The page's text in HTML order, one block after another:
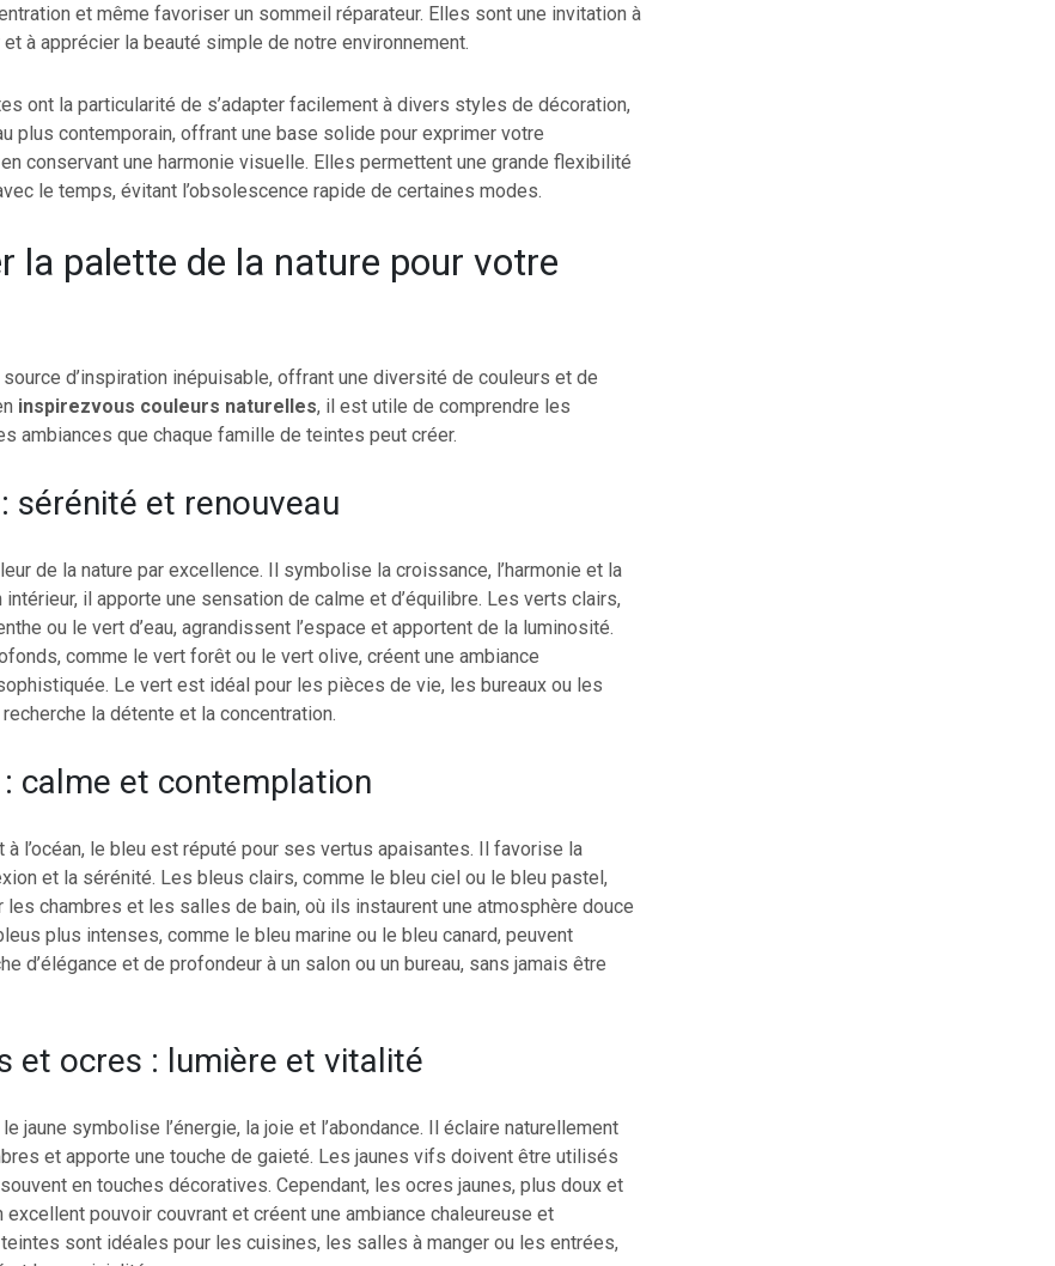
et même favoriser un sommeil réparateur. Elles sont une invitation à
à apprécier la beauté simple de notre environnement.
ont la particularité de s’adapter facilement à divers styles de décoration,
plus contemporain, offrant une base solide pour exprimer votre
conservant une harmonie visuelle. Elles permettent une grande flexibilité
le temps, évitant l’obsolescence rapide de certaines modes.
la palette de la nature pour votre
d’inspiration inépuisable, offrant une diversité de couleurs et de
inspirezvous couleurs naturelles, il est utile de comprendre les
ambiances que chaque famille de teintes peut créer.
sérénité et renouveau
de la nature par excellence. Il symbolise la croissance, l’harmonie et la
intérieur, il apporte une sensation de calme et d’équilibre. Les verts clairs,
ou le vert d’eau, agrandissent l’espace et apportent de la luminosité.
comme le vert forêt ou le vert olive, créent une ambiance
Le vert est idéal pour les pièces de vie, les bureaux ou les
recherche la détente et la concentration.
calme et contemplation
l’océan, le bleu est réputé pour ses vertus apaisantes. Il favorise la
et la sérénité. Les bleus clairs, comme le bleu ciel ou le bleu pastel,
les chambres et les salles de bain, où ils instaurent une atmosphère douce
plus intenses, comme le bleu marine ou le bleu canard, peuvent
d’élégance et de profondeur à un salon ou un bureau, sans jamais être
et ocres : lumière et vitalité
jaune symbolise l’énergie, la joie et l’abondance. Il éclaire naturellement
et apporte une touche de gaieté. Les jaunes vifs doivent être utilisés
en touches décoratives. Cependant, les ocres jaunes, plus doux et
excellent pouvoir couvrant et créent une ambiance chaleureuse et
sont idéales pour les cuisines, les salles à manger ou les entrées,